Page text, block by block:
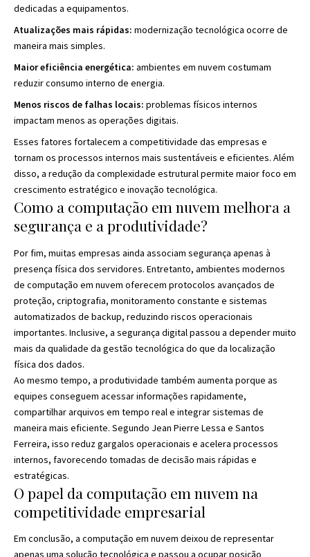
dedicadas a equipamentos.
Atualizações mais rápidas: modernização tecnológica ocorre de
maneira mais simples.
Maior eficiência energética: ambientes em nuvem costumam
reduzir consumo interno de energia.
Menos riscos de falhas locais: problemas físicos internos
impactam menos as operações digitais.
Esses fatores fortalecem a competitividade das empresas e
tornam os processos internos mais sustentáveis e eficientes. Além
disso, a redução da complexidade estrutural permite maior foco em
crescimento estratégico e inovação tecnológica.
Como a computação em nuvem melhora a
segurança e a produtividade?
Por fim, muitas empresas ainda associam segurança apenas à
presença física dos servidores. Entretanto, ambientes modernos
de computação em nuvem oferecem protocolos avançados de
proteção, criptografia, monitoramento constante e sistemas
automatizados de backup, reduzindo riscos operacionais
importantes. Inclusive, a segurança digital passou a depender muito
mais da qualidade da gestão tecnológica do que da localização
física dos dados.
Ao mesmo tempo, a produtividade também aumenta porque as
equipes conseguem acessar informações rapidamente,
compartilhar arquivos em tempo real e integrar sistemas de
maneira mais eficiente. Segundo Jean Pierre Lessa e Santos
Ferreira, isso reduz gargalos operacionais e acelera processos
internos, favorecendo tomadas de decisão mais rápidas e
estratégicas.
O papel da computação em nuvem na
competitividade empresarial
Em conclusão, a computação em nuvem deixou de representar
apenas uma solução tecnológica e passou a ocupar posição